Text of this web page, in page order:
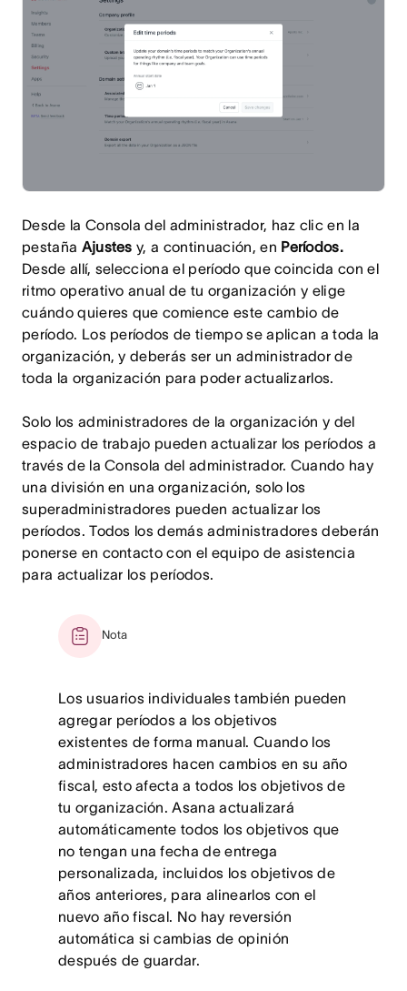
Desde la Consola del administrador, haz clic en la
pestaña Ajustes y, a continuación, en Períodos.
Desde allí, selecciona el período que coincida con el
ritmo operativo anual de tu organización y elige
cuándo quieres que comience este cambio de
período. Los períodos de tiempo se aplican a toda la
organización, y deberás ser un administrador de
toda la organización para poder actualizarlos.
Solo los administradores de la organización y del
espacio de trabajo pueden actualizar los períodos a
través de la Consola del administrador. Cuando hay
una división en una organización, solo los
superadministradores pueden actualizar los
períodos. Todos los demás administradores deberán
ponerse en contacto con el equipo de asistencia
para actualizar los períodos.
Nota
Los usuarios individuales también pueden
agregar períodos a los objetivos
existentes de forma manual. Cuando los
administradores hacen cambios en su año
fiscal, esto afecta a todos los objetivos de
tu organización. Asana actualizará
automáticamente todos los objetivos que
no tengan una fecha de entrega
personalizada, incluidos los objetivos de
años anteriores, para alinearlos con el
nuevo año fiscal. No hay reversión
automática si cambias de opinión
después de guardar.